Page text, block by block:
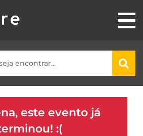
este evento já
:(